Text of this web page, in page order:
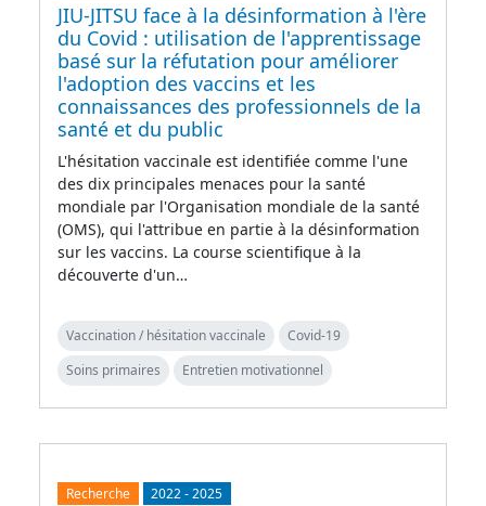
JIU-JITSU face à la désinformation à l'ère
du Covid : utilisation de l'apprentissage
basé sur la réfutation pour améliorer
l'adoption des vaccins et les
connaissances des professionnels de la
santé et du public
L'hésitation vaccinale est identifiée comme l'une
des dix principales menaces pour la santé
mondiale par l'Organisation mondiale de la santé
(OMS), qui l'attribue en partie à la désinformation
sur les vaccins. La course scientifique à la
découverte d'un…
Vaccination / hésitation vaccinale
Covid-19
Soins primaires
Entretien motivationnel
Recherche 2022-2025